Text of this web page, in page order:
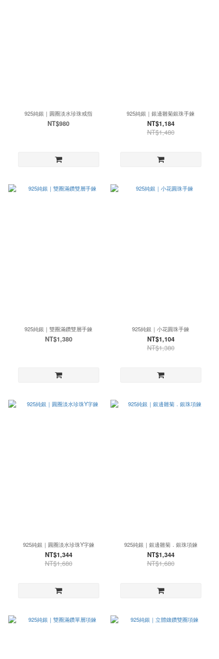
925純銀｜圓圈淡水珍珠戒指
NT$980
925純銀｜銀邊雛菊銀珠手鍊
NT$1,184
NT$1,480
925純銀｜雙圈滿鑽雙層手鍊
NT$1,380
925純銀｜小花圓珠手鍊
NT$1,104
NT$1,380
925純銀｜圓圈淡水珍珠Y字鍊
NT$1,344
NT$1,680
925純銀｜銀邊雛菊．銀珠項鍊
NT$1,344
NT$1,680